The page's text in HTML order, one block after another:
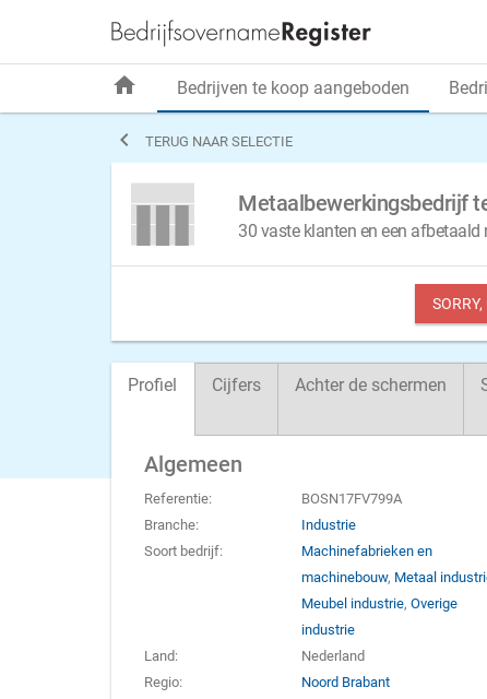
 TERUG NAAR SELECTIE
Metaalbewerkingsbedrijf
30 vaste klanten en een
Profiel Cijfers Achter de schermen
Algemeen
Referentie:
BOSN17FV799A
Branche:
Industrie
Soort bedrijf:
Machinefabrieken en
machinebouw, Metaal
Meubel industrie,Overige
industrie
Land:
Nederland
Regio:
Noord Brabant
home Bedrijven te koop aangeboden